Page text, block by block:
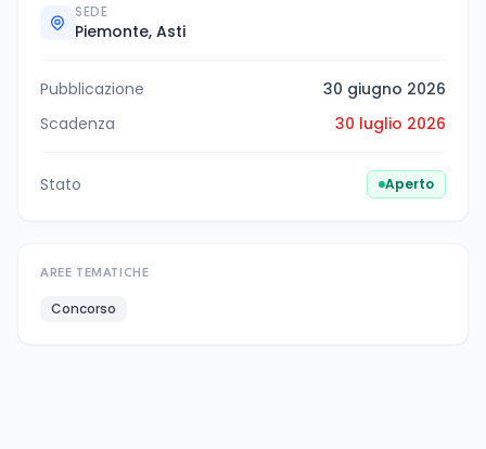
SEDE
Piemonte, Asti
Pubblicazione
30 giugno 2026
Scadenza
30 luglio 2026
Stato Aperto
AREE TEMATICHE
Concorso